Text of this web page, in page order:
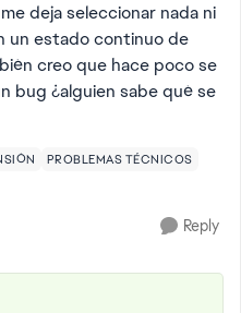
deja seleccionar nada ni
un estado continuo de
creo que hace poco se
bug ¿alguien sabe qué se
PROBLEMAS TÉCNICOS
Reply